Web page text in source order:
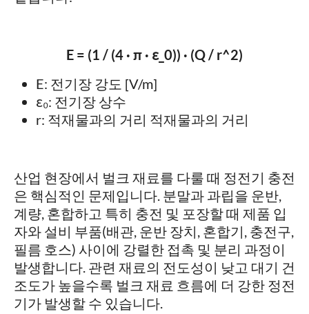
E = (1 / (4 · π · ε_0)) · (Q / r^2)
E: 전기장 강도 [V/m]
ε₀: 전기장 상수
r: 적재물과의 거리 적재물과의 거리
산업 현장에서 벌크 재료를 다룰 때 정전기 충전
은 핵심적인 문제입니다. 분말과 과립을 운반,
계량, 혼합하고 특히 충전 및 포장할 때 제품 입
자와 설비 부품(배관, 운반 장치, 혼합기, 충전구,
필름 호스) 사이에 강렬한 접촉 및 분리 과정이
발생합니다. 관련 재료의 전도성이 낮고 대기 건
조도가 높을수록 벌크 재료 흐름에 더 강한 정전
기가 발생할 수 있습니다.